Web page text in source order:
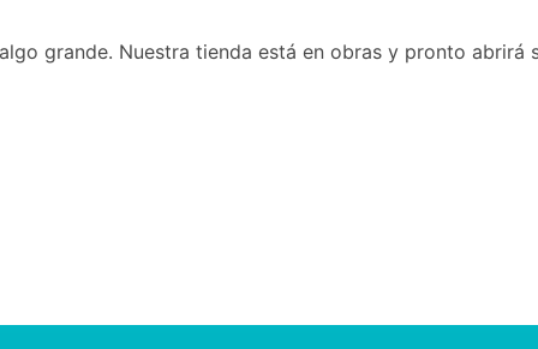
grande. Nuestra tienda está en obras y pronto abrirá